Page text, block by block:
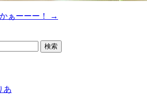
ぁーーー！ →
あ